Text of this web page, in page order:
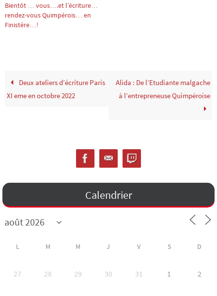
Bientôt … vous….et l’écriture…
rendez-vous Quimpérois… en
Finistère…!
Deux ateliers d’écriture Paris
XI eme en octobre 2022
Alida : De l’Etudiante malgache
à l’entrepreneuse Quimpéroise
Calendrier
L M M J V S D
27 28 29 30 31 1 2